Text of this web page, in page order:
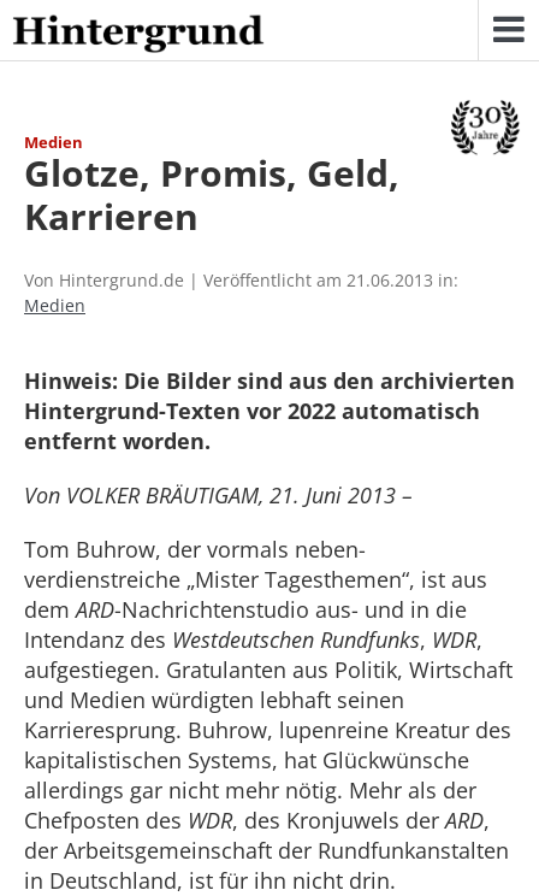
Skip
to
content
Medien
Glotze, Promis, Geld,
Karrieren
Von Hintergrund.de | Veröffentlicht am 21.06.2013 in:
Medien
Hinweis: Die Bilder sind aus den archivierten
Hintergrund-Texten vor 2022 automatisch
entfernt worden.
Von VOLKER BRÄUTIGAM, 21. Juni 2013 –
Tom Buhrow, der vormals neben-
verdienstreiche „Mister Tagesthemen“, ist aus
demARD-Nachrichtenstudio aus- und in die
Intendanz des Westdeutschen Rundfunks, WDR,
aufgestiegen. Gratulanten aus Politik, Wirtschaft
und Medien würdigten lebhaft seinen
Karrieresprung. Buhrow, lupenreine Kreatur des
kapitalistischen Systems, hat Glückwünsche
allerdings gar nicht mehr nötig. Mehr als der
Chefposten des WDR, des Kronjuwels derARD,
der Arbeitsgemeinschaft der Rundfunkanstalten
in Deutschland, ist für ihn nicht drin.